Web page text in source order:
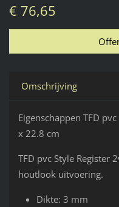
€ 76,65
Omschrijving
Eigenschappen TFD
x 22.8 cm
TFD pvc Style Register
houtlook uitvoering.
Dikte: 3 mm